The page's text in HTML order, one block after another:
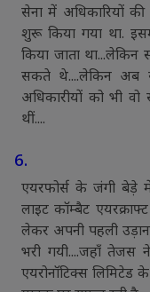
सेना में अधिकारियों
शुरू किया गया था.
किया जाता
सकते थे....लेकिन अब
अधिकारीयों को भी
थीं....
6.
एयरफोर्स के जंगी बेड़े
लाइट कॉम्बैट
लेकर अपनी पहली
भरी गयी....जहाँ तेजस ने
एयरोनॉटिक्स लिमिटेड